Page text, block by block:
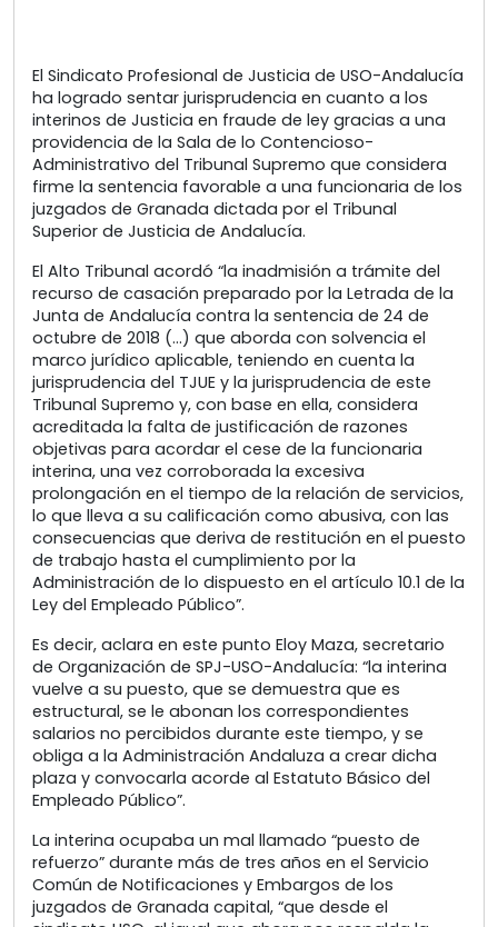
El Sindicato Profesional de Justicia de USO-Andalucía
ha logrado sentar jurisprudencia en cuanto a los
interinos de Justicia en fraude de ley gracias a una
providencia de la Sala de lo Contencioso-
Administrativo del Tribunal Supremo que considera
firme la sentencia favorable a una funcionaria de los
juzgados de Granada dictada por el Tribunal
Superior de Justicia de Andalucía.
El Alto Tribunal acordó “la inadmisión a trámite del
recurso de casación preparado por la Letrada de la
Junta de Andalucía contra la sentencia de 24 de
octubre de 2018 (…) que aborda con solvencia el
marco jurídico aplicable, teniendo en cuenta la
jurisprudencia del TJUE y la jurisprudencia de este
Tribunal Supremo y, con base en ella, considera
acreditada la falta de justificación de razones
objetivas para acordar el cese de la funcionaria
interina, una vez corroborada la excesiva
prolongación en el tiempo de la relación de servicios,
lo que lleva a su calificación como abusiva, con las
consecuencias que deriva de restitución en el puesto
de trabajo hasta el cumplimiento por la
Administración de lo dispuesto en el artículo 10.1 de la
Ley del Empleado Público”.
Es decir, aclara en este punto Eloy Maza, secretario
de Organización de SPJ-USO-Andalucía: “la interina
vuelve a su puesto, que se demuestra que es
estructural, se le abonan los correspondientes
salarios no percibidos durante este tiempo, y se
obliga a la Administración Andaluza a crear dicha
plaza y convocarla acorde al Estatuto Básico del
Empleado Público”.
La interina ocupaba un mal llamado “puesto de
refuerzo” durante más de tres años en el Servicio
Común de Notificaciones y Embargos de los
juzgados de Granada capital, “que desde el